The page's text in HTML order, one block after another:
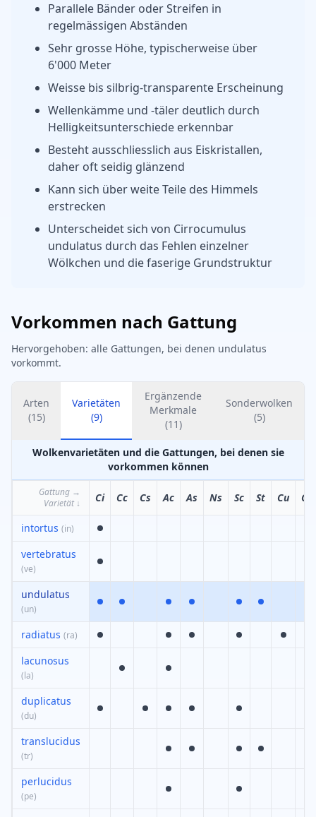
Parallele Bänder oder Streifen in
regelmässigen Abständen
Sehr grosse Höhe, typischerweise über
6'000 Meter
Weisse bis silbrig-transparente Erscheinung
Wellenkämme und -täler deutlich durch
Helligkeitsunterschiede erkennbar
Besteht ausschliesslich aus Eiskristallen,
daher oft seidig glänzend
Kann sich über weite Teile des Himmels
erstrecken
Unterscheidet sich von Cirrocumulus
undulatus durch das Fehlen einzelner
Wölkchen und die faserige Grundstruktur
Vorkommen nach Gattung
Hervorgehoben: alle Gattungen, bei denen undulatus
vorkommt.
Arten
(15)
Varietäten
(9)
Ergänzende
Merkmale
(11)
Sonderwolken
(5)
Wolkenvarietäten und die Gattungen, bei denen sie
vorkommen können
Gattung →
Varietät↓ Ci Cc Cs Ac As Ns Sc St Cu Cb
intortus (in)
vertebratus
(ve)
undulatus
(un)
radiatus (ra)
lacunosus
(la)
duplicatus
(du)
translucidus
(tr)
perlucidus
(pe)